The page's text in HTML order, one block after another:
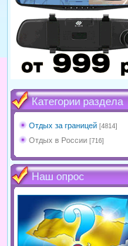
Категории раздела
Отдых за границей [4814]
Отдых в России [716]
Наш опрос